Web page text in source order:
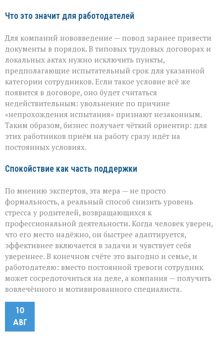
Что это значит для работодателей
Для компаний нововведение — повод заранее привести
документы в порядок. В типовых трудовых договорах и
локальных актах нужно исключить пункты,
предполагающие испытательный срок для указанной
категории сотрудников. Если такое условие всё же
появится в договоре, оно будет считаться
недействительным: увольнение по причине
«непрохождения испытания» признают незаконным.
Таким образом, бизнес получает чёткий ориентир: для
этих работников приём на работу сразу идёт на
постоянных условиях.
Спокойствие как часть поддержки
По мнению экспертов, эта мера — не просто
формальность, а реальный способ снизить уровень
стресса у родителей, возвращающихся к
профессиональной деятельности. Когда человек уверен,
что его место надёжно, он быстрее адаптируется,
эффективнее включается в задачи и чувствует себя
увереннее. В конечном счёте это выгодно и семье, и
работодателю: вместо постоянной тревоги сотрудник
может сосредоточиться на деле, а компания — получить
вовлечённого и мотивированного специалиста.
10
АВГ